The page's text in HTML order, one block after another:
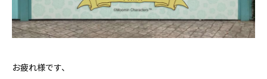
お疲れ様です、
お問い合わせ